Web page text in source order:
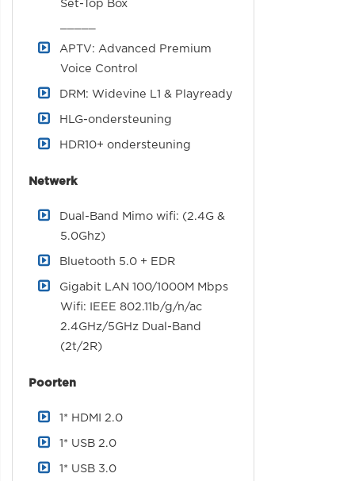
Set-Top Box
APTV: Advanced Premium
Voice Control
DRM: Widevine L1 & Playready
HLG-ondersteuning
HDR10+ ondersteuning
Netwerk
Dual-Band Mimo wifi: (2.4G &
5.0Ghz)
Bluetooth 5.0 + EDR
Gigabit LAN 100/1000M Mbps
Wifi: IEEE 802.11b/g/n/ac
2.4GHz/5GHz Dual-Band
(2t/2R)
Poorten
1* HDMI 2.0
1* USB 2.0
1* USB 3.0